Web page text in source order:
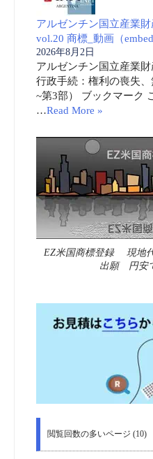
アルゼンチン国立産業
vol.20 商標_動画（
2026年8月2日
アルゼンチン国立産業
行政手続：権利の喪失
~第3部） ブックマーク
…Read More »
EZ米国商標登録 現地
出願 円安
閲覧回数の多いページ (10)